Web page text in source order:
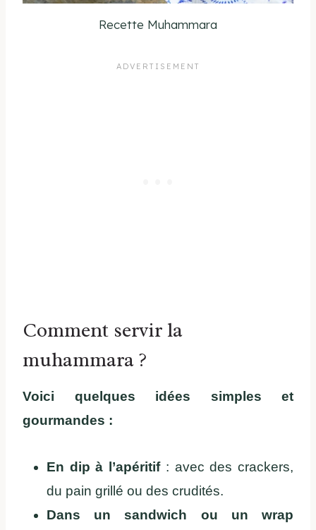
Recette Muhammara
Comment servir la
muhammara ?
Voici quelques idées simples et
gourmandes :
En dip à l’apéritif: avec des crackers,
du pain grillé ou des crudités.
Dans un sandwich ou un wrap